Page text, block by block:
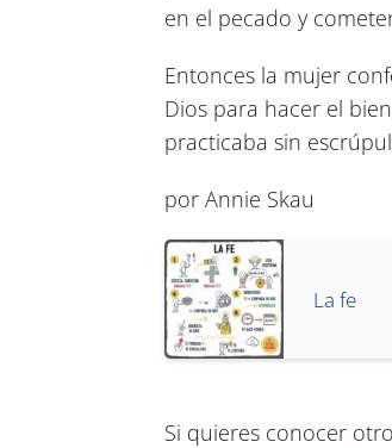
en el pecado y
Entonces la mujer
Dios para hacer el
practicaba sin
por Annie Skau
La fe
Si quieres conocer